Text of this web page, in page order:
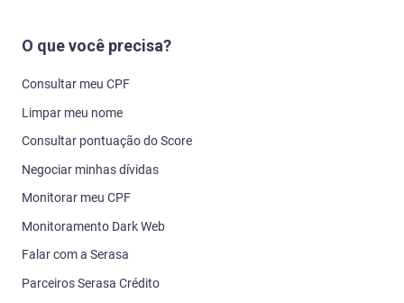
O que você precisa?
Consultar meu CPF
Limpar meu nome
Consultar pontuação do Score
Negociar minhas dívidas
Monitorar meu CPF
Monitoramento Dark Web
Falar com a Serasa
Parceiros Serasa Crédito